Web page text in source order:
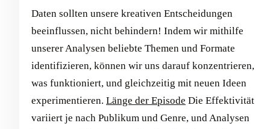
Daten sollten unsere kreativen Entscheidungen
beeinflussen, nicht behindern! Indem wir mithilfe
unserer Analysen beliebte Themen und Formate
identifizieren, können wir uns darauf konzentrieren,
was funktioniert, und gleichzeitig mit neuen Ideen
experimentieren. Länge der Episode Die Effektivität
variiert je nach Publikum und Genre, und Analysen